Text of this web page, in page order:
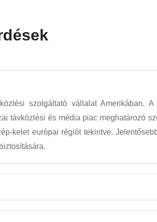
szolgáltató vállalat Amerikában. A
távközlési és média piac meghatározó
kelet európai régiót tekintve.